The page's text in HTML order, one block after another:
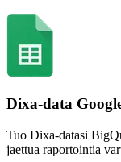
Dixa-data
Tuo Dixa-datasi
jaettua raportointia